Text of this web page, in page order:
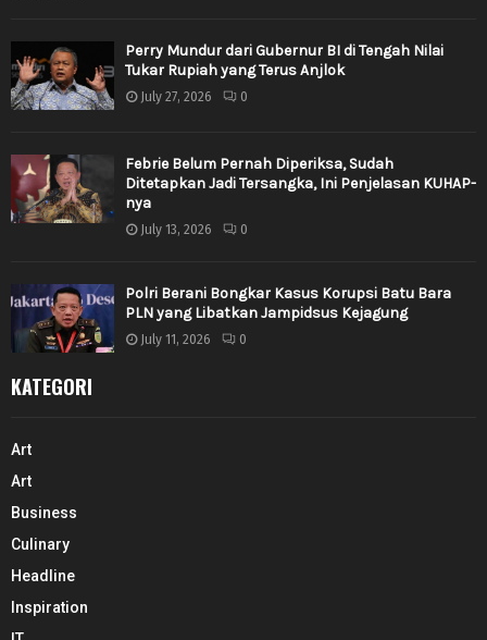
Perry Mundur dari Gubernur BI di Tengah Nilai
Tukar Rupiah yang Terus Anjlok
July 27, 2026 0
Febrie Belum Pernah Diperiksa, Sudah
Ditetapkan Jadi Tersangka, Ini Penjelasan KUHAP-
nya
July 13, 2026 0
Polri Berani Bongkar Kasus Korupsi Batu Bara
PLN yang Libatkan Jampidsus Kejagung
July 11, 2026 0
KATEGORI
Art
Art
Business
Culinary
Headline
Inspiration